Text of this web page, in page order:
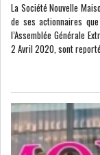
La Société Nouvelle
de ses actionnaires
l’Assemblée Générale
2 Avril 2020, sont